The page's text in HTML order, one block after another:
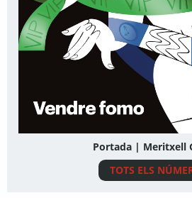
Portada | Meritxell
TOTS ELS